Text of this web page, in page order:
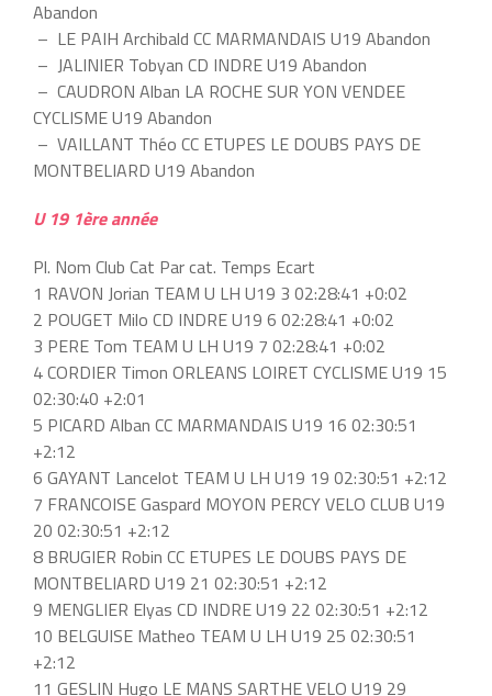
Abandon
– LE PAIH Archibald CC MARMANDAIS U19 Abandon
– JALINIER Tobyan CD INDRE U19 Abandon
– CAUDRON Alban LA ROCHE SUR YON VENDEE
CYCLISME U19 Abandon
– VAILLANT Théo CC ETUPES LE DOUBS PAYS DE
MONTBELIARD U19 Abandon
U 19 1ère année
Pl. Nom Club Cat Par cat. Temps Ecart
1 RAVON Jorian TEAM U LH U19 3 02:28:41 +0:02
2 POUGET Milo CD INDRE U19 6 02:28:41 +0:02
3 PERE Tom TEAM U LH U19 7 02:28:41 +0:02
4 CORDIER Timon ORLEANS LOIRET CYCLISME U19 15
02:30:40 +2:01
5 PICARD Alban CC MARMANDAIS U19 16 02:30:51
+2:12
6 GAYANT Lancelot TEAM U LH U19 19 02:30:51 +2:12
7 FRANCOISE Gaspard MOYON PERCY VELO CLUB U19
20 02:30:51 +2:12
8 BRUGIER Robin CC ETUPES LE DOUBS PAYS DE
MONTBELIARD U19 21 02:30:51 +2:12
9 MENGLIER Elyas CD INDRE U19 22 02:30:51 +2:12
10 BELGUISE Matheo TEAM U LH U19 25 02:30:51
+2:12
11 GESLIN Hugo LE MANS SARTHE VELO U19 29